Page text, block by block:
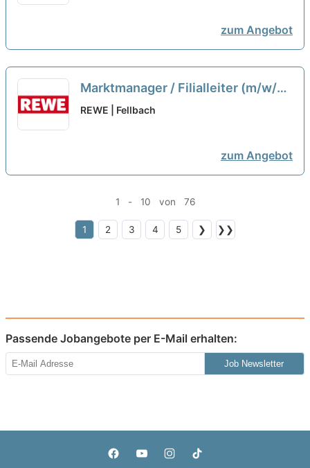
zum Angebot
Marktmanager / Filialleiter (m/w/d)
neu
REWE | Fellbach
zum Angebot
1 - 10 von 76
1 2 3 4 5 ❯ ❯❯
Passende Jobangebote per E-Mail erhalten:
Job Newsletter